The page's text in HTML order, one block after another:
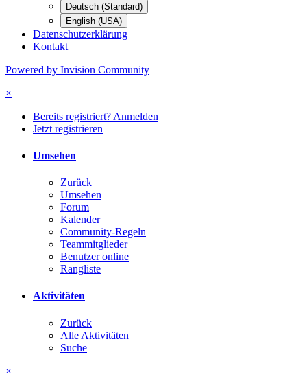
Deutsch (Standard)
English (USA)
Datenschutzerklärung
Kontakt
Powered by Invision Community
×
Bereits registriert? Anmelden
Jetzt registrieren
Umsehen
Zurück
Umsehen
Forum
Kalender
Community-Regeln
Teammitglieder
Benutzer online
Rangliste
Aktivitäten
Zurück
Alle Aktivitäten
Suche
×